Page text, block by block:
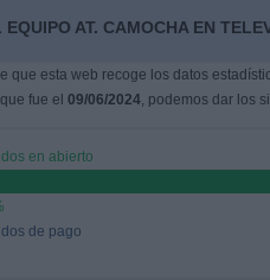
AT. CAMOCHA EN
que esta web recoge los datos
fue el 09/06/2024, podemos dar los
en abierto
de pago